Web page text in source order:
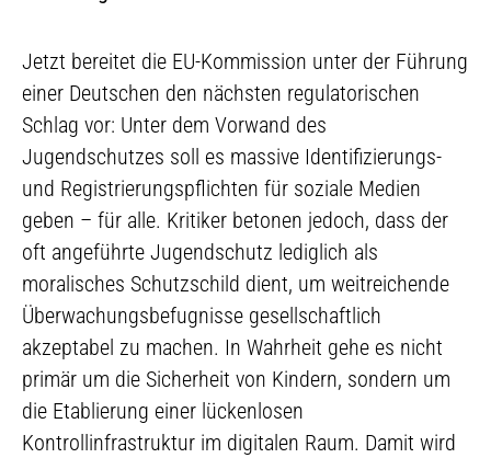
Jetzt bereitet die EU-Kommission unter der Führung
einer Deutschen den nächsten regulatorischen
Schlag vor: Unter dem Vorwand des
Jugendschutzes soll es massive Identifizierungs-
und Registrierungspflichten für soziale Medien
geben – für alle. Kritiker betonen jedoch, dass der
oft angeführte Jugendschutz lediglich als
moralisches Schutzschild dient, um weitreichende
Überwachungsbefugnisse gesellschaftlich
akzeptabel zu machen. In Wahrheit gehe es nicht
primär um die Sicherheit von Kindern, sondern um
die Etablierung einer lückenlosen
Kontrollinfrastruktur im digitalen Raum. Damit wird